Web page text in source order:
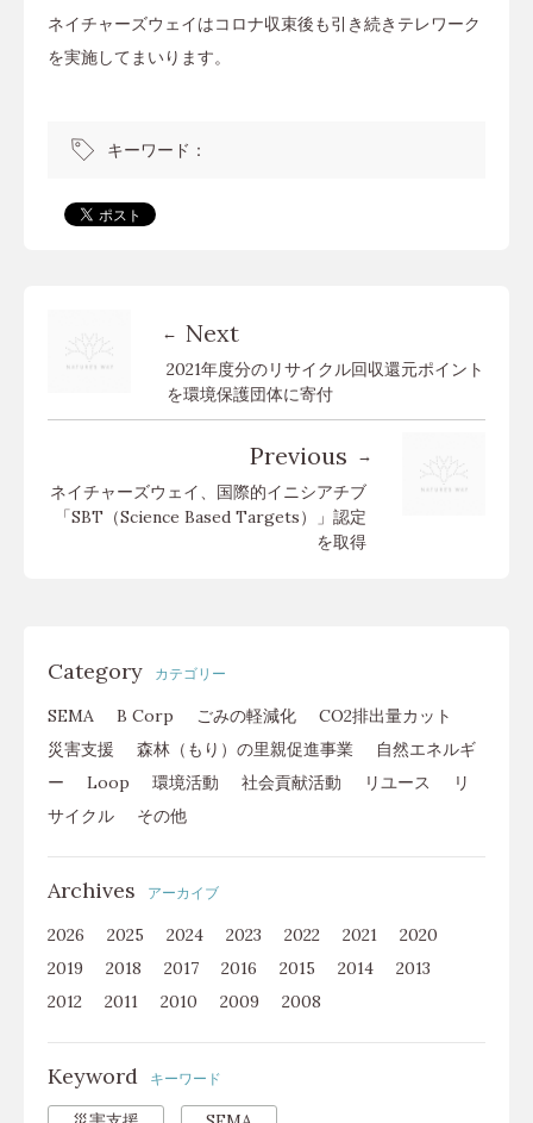
ネイチャーズウェイはコロナ収束後も引き続きテレワーク
を実施してまいります。
キーワード：
Next
2021年度分のリサイクル回収還元ポイント
を環境保護団体に寄付
Previous
ネイチャーズウェイ、国際的イニシアチブ
「SBT（Science Based Targets）」認定
を取得
Category カテゴリー
SEMA B Corp ごみの軽減化
CO2排出量カット
災害支援
森林（もり）の里親促進事業
自然エネルギ
ー
Loop 環境活動 社会貢献活動 リユース
リ
サイクル
その他
Archives アーカイブ
2026 2025 2024 2023 2022 2021
2020
2019
2018 2017 2016 2015 2014
2013
2012
2011 2010 2009 2008
Keyword キーワード